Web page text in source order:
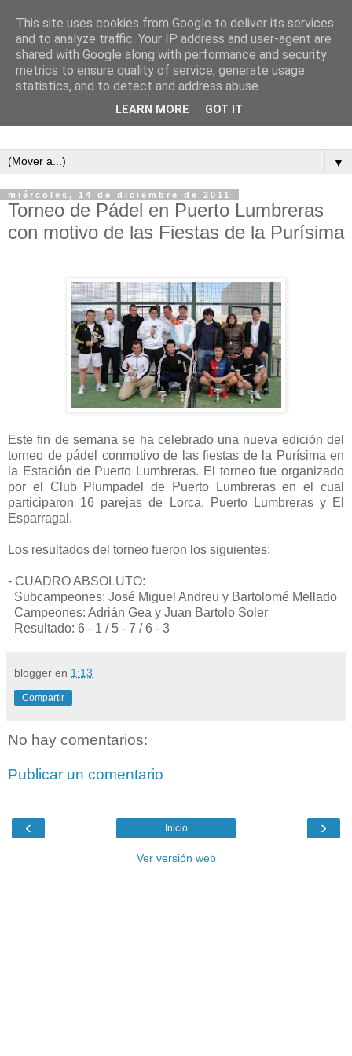
▼
miércoles, 14 de diciembre de 2011
Torneo de Pádel en Puerto Lumbreras
con motivo de las Fiestas de la Purísima
Este fin de semana se ha celebrado una nueva edición del
torneo de pádel conmotivo de las fiestas de la Purísima en
la Estación de Puerto Lumbreras. El torneo fue organizado
por el Club Plumpadel de Puerto Lumbreras en el cual
participaron 16 parejas de Lorca, Puerto Lumbreras y El
Esparragal.
Los resultados del torneo fueron los siguientes:
- CUADRO ABSOLUTO:
Subcampeones: José Miguel Andreu y Bartolomé Mellado
Campeones: Adrián Gea y Juan Bartolo Soler
Resultado: 6 - 1 / 5 - 7 / 6 - 3
blogger en 1:13
Compartir
No hay comentarios:
Publicar un comentario
‹ ›
Inicio
Ver versión web
This site uses cookies from Google to deliver its services
and to analyze traffic. Your IP address and user-agent are
shared with Google along with performance and security
metrics to ensure quality of service, generate usage
statistics, and to detect and address abuse.
LEARN MORE GOT IT